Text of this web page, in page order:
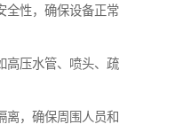
性，确保设备正常
压水管、喷头、疏
，确保周围人员和